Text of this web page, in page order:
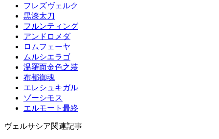
フレズヴェルク
黒漆太刀
フルンティング
アンドロメダ
ロムフェーヤ
ムルシエラゴ
温羅面金色之装
布都御魂
エレシュキガル
ゾーシモス
エルモート最終
ヴェルサシア関連記事